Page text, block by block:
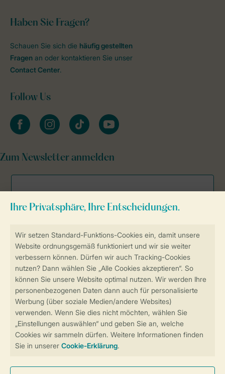
Sicherstellung Deiner Privatsphäre
Weitere Informationen und Einstellungen
Sicher und schnell zur Online-Buchung
Sichere Datenübertragung
Sicheres Bezahlen
Haben Sie Fragen?
Schauen Sie sich die häufig gestellten
Fragen an oder kontaktieren Sie unser
Contact Center.
Follow Us
facebookinstagramtiktok youtube
Zum Newsletter anmelden